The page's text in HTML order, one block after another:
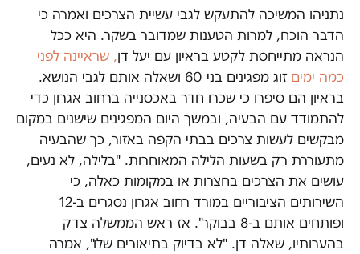
נתניהו המשיכה להתעקש לגבי עשיית הצרכים ואמרה כי
הדבר הוכח, למרות הטענות שמדובר בשקר. היא ככל
הנראה מתייחסת לקטע בראיון עם יעל דן, שראיינה לפני
כמה ימים
זוג מפגינים בני 60 ושאלה אותם לגבי הנושא.
בראיון הם סיפרו כי שכרו חדר באכסנייה ברחוב אגרון כדי
להתמודד עם הבעיה, ובמשך היום המפגינים שישנים במקום
מבקשים לעשות צרכים בבתי הקפה באזור, כך שהבעיה
מתעוררת רק בשעות הלילה המאוחרות. "בלילה, לא נעים,
עושים את הצרכים בחצרות או במקומות כאלה, כי
השירותים הציבוריים במורד רחוב אגרון נסגרים ב-12
ופותחים אותם ב-8 בבוקר". אז ראש הממשלה צדק
בהערותיו, שאלה דן. "לא בדיוק בתיאורים שלו", אמרה